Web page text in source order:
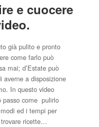
e cuocere
già pulito e pronto
come farlo può
mai; d’Estate può
averne a disposizione
In questo video
passo come pulirlo
ed i tempi per
ricette…